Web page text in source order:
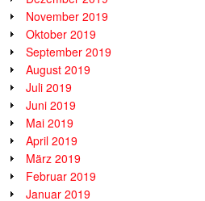
November 2019
Oktober 2019
September 2019
August 2019
Juli 2019
Juni 2019
Mai 2019
April 2019
März 2019
Februar 2019
Januar 2019